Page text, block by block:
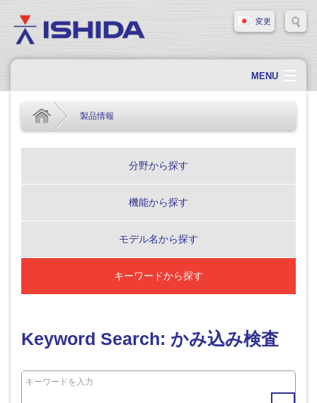
変更
MENU
会社概要
製品情報
新着情報
製品情報
分野から探す
機能から探す
モデル名から探す
キーワードから探す
Keyword Search: かみ込み検査